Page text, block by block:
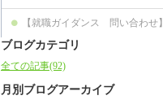
【就職ガイダンス 問い合わせ】
ブログカテゴリ
全ての記事(92)
月別ブログアーカイブ